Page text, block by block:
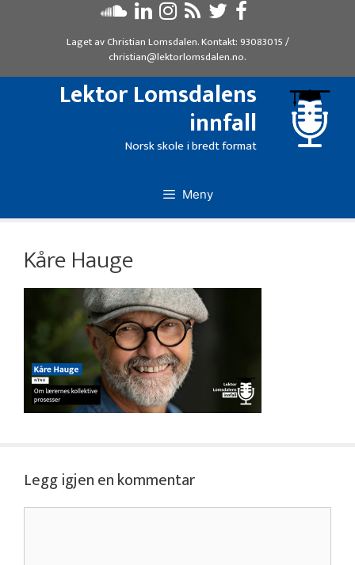
Laget avChristian Lomsdalen. Kontakt: 93083015/
christian@lektorlomsdalen.no.
Lektor Lomsdalens
innfall
Norsk skole i bredt format
Meny
Kåre Hauge
Legg igjen en kommentar